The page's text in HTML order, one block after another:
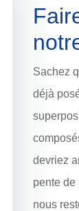
Sachez
déjà
devriez
pente de
nous